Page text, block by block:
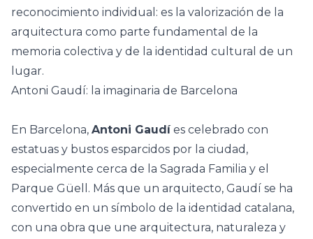
reconocimiento individual: es la valorización de la
arquitectura como parte fundamental de la
memoria colectiva y de la identidad cultural de un
lugar.
Antoni Gaudí: la imaginaria de Barcelona
En Barcelona, Antoni Gaudíes celebrado con
estatuas y bustos esparcidos por la ciudad,
especialmente cerca de la Sagrada Familia y el
Parque Güell. Más que un arquitecto, Gaudí se ha
convertido en un símbolo de la identidad catalana,
con una obra que une arquitectura, naturaleza y